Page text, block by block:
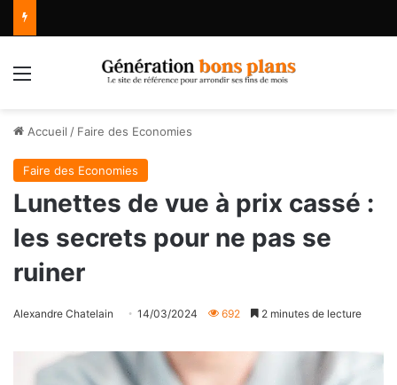
Menu
Accueil / Faire des Economies
Faire des Economies
Lunettes de vue à prix cassé :
les secrets pour ne pas se
ruiner
Alexandre Chatelain 14/03/2024 692 2 minutes de lecture